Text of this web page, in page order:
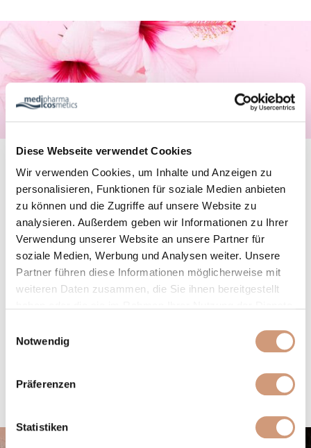
Diese Webseite verwendet Cookies
Wir verwenden Cookies, um Inhalte und Anzeigen zu
personalisieren, Funktionen für soziale Medien anbieten
zu können und die Zugriffe auf unsere Website zu
analysieren. Außerdem geben wir Informationen zu Ihrer
Verwendung unserer Website an unsere Partner für
soziale Medien, Werbung und Analysen weiter. Unsere
Partner führen diese Informationen möglicherweise mit
weiteren Daten zusammen, die Sie ihnen bereitgestellt
Cookies, wenn Sie unsere Webseite weiterhin nutzen.
Notwendig
Präferenzen
Statistiken
Ein verwöhnendes Spa-Erlebnis für die Sinne
ALLE PRODUKTE
Mit Bio-Hibiskus-Extrakt, sowie
hautpflegendem Panthenol und